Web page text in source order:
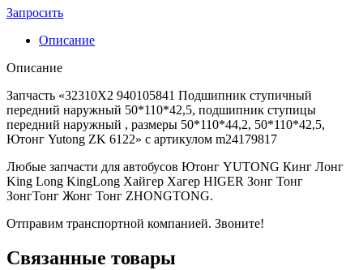
Запросить
Описание
Описание
Запчасть «32310X2 940105841 Подшипник ступичный
передний наружный 50*110*42,5, подшипник ступицы
передний наружный , размеры 50*110*44,2, 50*110*42,5,
Ютонг Yutong ZK 6122» с артикулом m24179817
Любые запчасти для автобусов Ютонг YUTONG Кинг Лонг
King Long KingLong Хайгер Хагер HIGER Зонг Тонг
ЗонгТонг Жонг Тонг ZHONGTONG.
Отправим транспортной компанией. Звоните!
Связанные товары